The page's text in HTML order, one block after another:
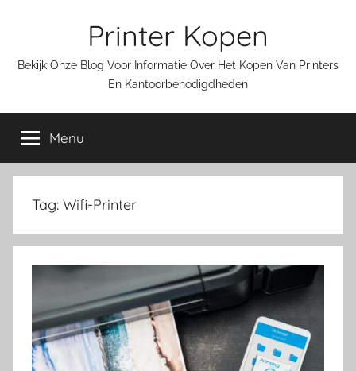
inhoud
Printer Kopen
Bekijk Onze Blog Voor Informatie Over Het Kopen Van Printers
En Kantoorbenodigdheden
Menu
Tag: Wifi-Printer